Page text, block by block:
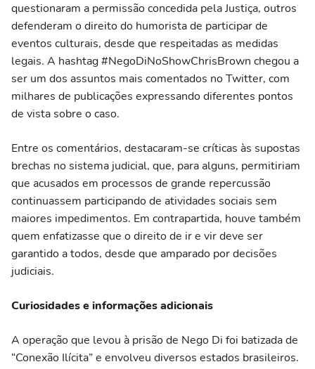
questionaram a permissão concedida pela Justiça, outros
defenderam o direito do humorista de participar de
eventos culturais, desde que respeitadas as medidas
legais. A hashtag #NegoDiNoShowChrisBrown chegou a
ser um dos assuntos mais comentados no Twitter, com
milhares de publicações expressando diferentes pontos
de vista sobre o caso.
Entre os comentários, destacaram-se críticas às supostas
brechas no sistema judicial, que, para alguns, permitiriam
que acusados em processos de grande repercussão
continuassem participando de atividades sociais sem
maiores impedimentos. Em contrapartida, houve também
quem enfatizasse que o direito de ir e vir deve ser
garantido a todos, desde que amparado por decisões
judiciais.
Curiosidades e informações adicionais
A operação que levou à prisão de Nego Di foi batizada de
“Conexão Ilícita” e envolveu diversos estados brasileiros.